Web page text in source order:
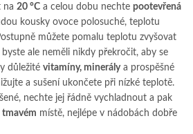
na 20 °C a celou dobu nechte pootevřená
kousky ovoce polosuché, teplotu
můžete pomalu teplotu zvyšovat
ale neměli nikdy překročit, aby se
důležité vitamíny, minerálya prospěšné
a sušení ukončete při nízké teplotě.
nechte jej řádně vychladnout a pak
tmavém místě, nejlépe v nádobách dobře